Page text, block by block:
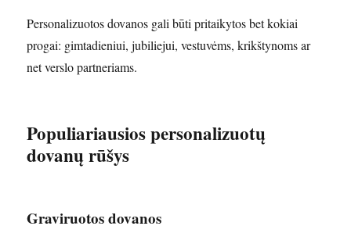
Personalizuotos dovanos gali būti pritaikytos bet kokiai
progai: gimtadieniui, jubiliejui, vestuvėms, krikštynoms ar
net verslo partneriams.
Populiariausios personalizuotų
dovanų rūšys
Graviruotos dovanos